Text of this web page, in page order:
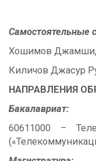
Самостоятельные
Хошимов
Киличов Джасур
НАПРАВЛЕНИЯ
Бакалавриат:
60611000 –